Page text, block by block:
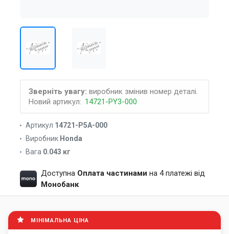
Зверніть увагу: виробник змінив номер деталі.
Новий артикул: 14721-PY3-000
Артикул 14721-P5A-000
Виробник Honda
Вага 0.043 кг
Доступна Оплата частинами на 4 платежі від
Монобанк
МІНІМАЛЬНА ЦІНА